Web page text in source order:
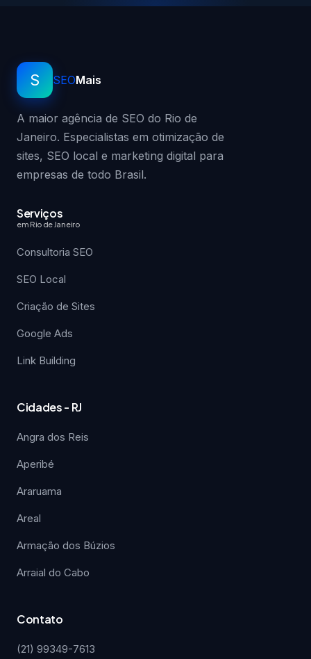
S SEOMais
A maior agência de SEO do Rio de
Janeiro. Especialistas em otimização de
sites, SEO local e marketing digital para
empresas de todo Brasil.
Serviços
em Rio de Janeiro
Consultoria SEO
SEO Local
Criação de Sites
Google Ads
Link Building
Cidades - RJ
Angra dos Reis
Aperibé
Araruama
Areal
Armação dos Búzios
Arraial do Cabo
Contato
(21) 99349-7613